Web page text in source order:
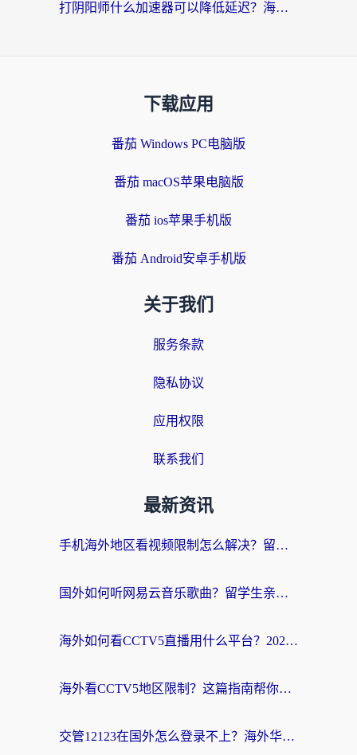
打阴阳师什么加速器可以降低延迟？海外玩家的真实困境与破局
下载应用
番茄 Windows PC电脑版
番茄 macOS苹果电脑版
番茄 ios苹果手机版
番茄 Android安卓手机版
关于我们
服务条款
隐私协议
应用权限
联系我们
最新资讯
手机海外地区看视频限制怎么解决？留学生亲测有效的回国加速器指南
国外如何听网易云音乐歌曲？留学生亲测有效的回国加速方案
海外如何看CCTV5直播用什么平台？2026最新指南：看欧洲杯、中超、奥运不再卡
海外看CCTV5地区限制？这篇指南帮你流畅看欧洲杯、NBA还听中文解说
交管12123在国外怎么登录不上？海外华人必看的回国加速器选择指南